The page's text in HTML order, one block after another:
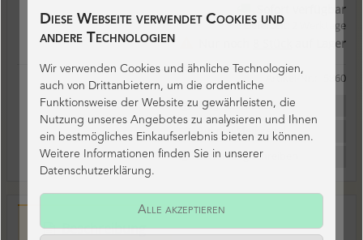
Sofort verfügbar
Lieferzeit: 2 Werktage
auf Lager
Artikel-Nr.:
5860
Frage zu Artikel
Bewertung schreiben
Beschreibung
Diese Webseite verwendet Cookies und
andere Technologien
Wir verwenden Cookies und ähnliche Technologien,
auch von Drittanbietern, um die ordentliche
Funktionsweise der Website zu gewährleisten, die
Nutzung unseres Angebotes zu analysieren und Ihnen
ein bestmögliches Einkaufserlebnis bieten zu können.
Weitere Informationen finden Sie in unserer
Datenschutzerklärung.
Alle akzeptieren